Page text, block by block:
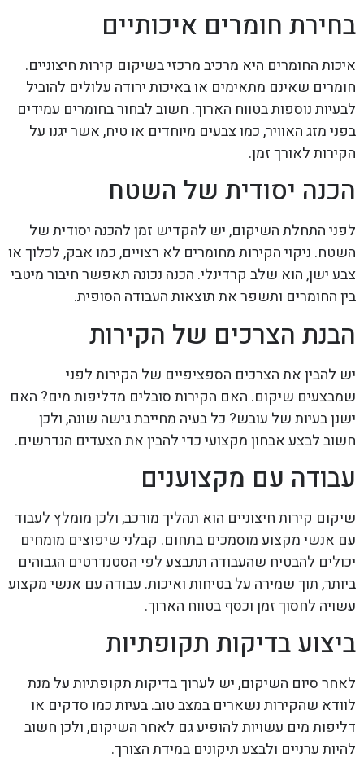
בחירת חומרים איכותיים
איכות החומרים היא מרכיב מרכזי בשיקום קירות חיצוניים.
חומרים שאינם מתאימים או באיכות ירודה עלולים להוביל
לבעיות נוספות בטווח הארוך. חשוב לבחור בחומרים עמידים
בפני מזג האוויר, כמו צבעים מיוחדים או טיח, אשר יגנו על
הקירות לאורך זמן.
הכנה יסודית של השטח
לפני התחלת השיקום, יש להקדיש זמן להכנה יסודית של
השטח. ניקוי הקירות מחומרים לא רצויים, כמו אבק, לכלוך או
צבע ישן, הוא שלב קרדינלי. הכנה נכונה תאפשר חיבור מיטבי
בין החומרים ותשפר את תוצאות העבודה הסופית.
הבנת הצרכים של הקירות
יש להבין את הצרכים הספציפיים של הקירות לפני
שמבצעים שיקום. האם הקירות סובלים מדליפות מים? האם
ישנן בעיות של עובש? כל בעיה מחייבת גישה שונה, ולכן
חשוב לבצע אבחון מקצועי כדי להבין את הצעדים הנדרשים.
עבודה עם מקצוענים
שיקום קירות חיצוניים הוא תהליך מורכב, ולכן מומלץ לעבוד
עם אנשי מקצוע מוסמכים בתחום. קבלני שיפוצים מומחים
יכולים להבטיח שהעבודה תתבצע לפי הסטנדרטים הגבוהים
ביותר, תוך שמירה על בטיחות ואיכות. עבודה עם אנשי מקצוע
עשויה לחסוך זמן וכסף בטווח הארוך.
ביצוע בדיקות תקופתיות
לאחר סיום השיקום, יש לערוך בדיקות תקופתיות על מנת
לוודא שהקירות נשארים במצב טוב. בעיות כמו סדקים או
דליפות מים עשויות להופיע גם לאחר השיקום, ולכן חשוב
להיות ערניים ולבצע תיקונים במידת הצורך.